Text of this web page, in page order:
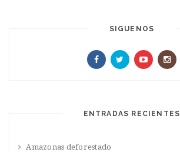
SIGUENOS
ENTRADAS RECIENTES
Amazonas deforestado